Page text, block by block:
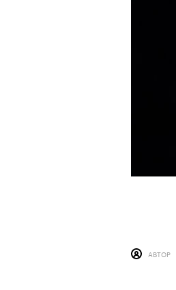
АВТОР